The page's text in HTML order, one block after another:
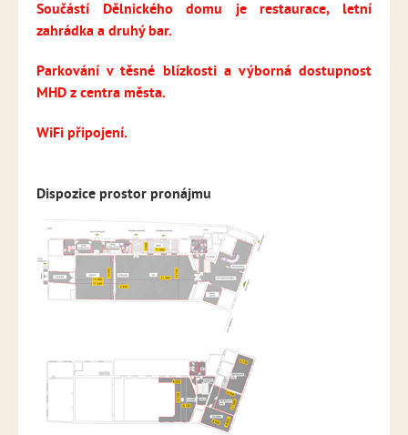
Součástí Dělnického domu je restaurace, letní
zahrádka a druhý bar.
Parkování v těsné blízkosti a výborná dostupnost
MHD z centra města.
WiFi připojení.
Dispozice prostor pronájmu